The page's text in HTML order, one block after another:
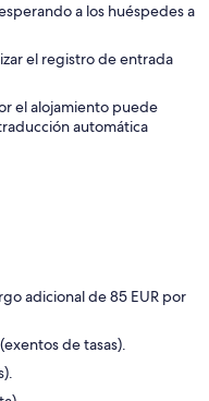
a los huéspedes a
el registro de entrada
el alojamiento puede
automática
adicional de 85 EUR por
de tasas).